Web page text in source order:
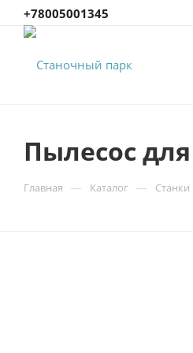
+78005001345
Пылесос
Главная — Каталог — Станки